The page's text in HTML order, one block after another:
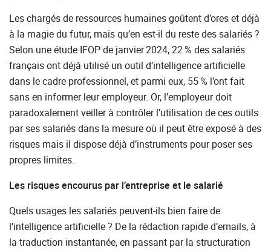
Les chargés de ressources humaines goûtent d’ores et déjà
à la magie du futur, mais qu’en est-il du reste des salariés ?
Selon une étude IFOP de janvier 2024, 22 % des salariés
français ont déjà utilisé un outil d’intelligence artificielle
dans le cadre professionnel, et parmi eux, 55 % l’ont fait
sans en informer leur employeur. Or, l’employeur doit
paradoxalement veiller à contrôler l’utilisation de ces outils
par ses salariés dans la mesure où il peut être exposé à des
risques mais il dispose déjà d’instruments pour poser ses
propres limites.
Les risques encourus par l’entreprise et le salarié
Quels usages les salariés peuvent-ils bien faire de
l’intelligence artificielle ? De la rédaction rapide d’emails, à
la traduction instantanée, en passant par la structuration